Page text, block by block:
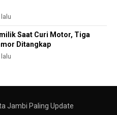
Saat Curi Motor, Tiga
Ditangkap
Jambi Paling Update